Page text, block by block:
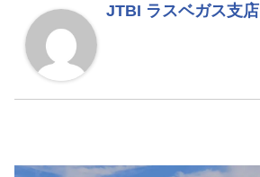
JTBI ラスベガス支店